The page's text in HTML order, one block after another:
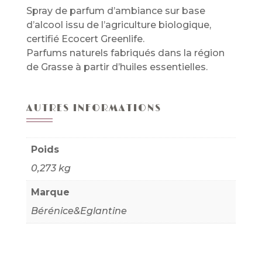
Spray de parfum d’ambiance sur base
d’alcool issu de l’agriculture biologique,
certifié Ecocert Greenlife.
Parfums naturels fabriqués dans la région
de Grasse à partir d’huiles essentielles.
AUTRES INFORMATIONS
Poids
0,273 kg
Marque
Bérénice&Eglantine